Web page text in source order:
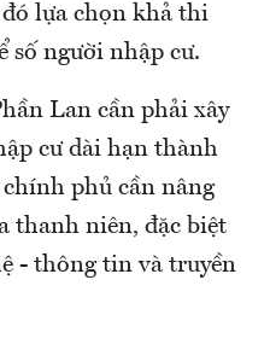
lựa chọn khả thi
số người nhập cư.
Lan cần phải xây
cư dài hạn thành
chính phủ cần nâng
thanh niên, đặc biệt
- thông tin và truyền